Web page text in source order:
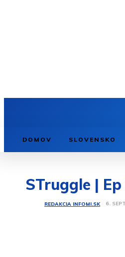
DOMOV SLOVENSKO
STruggle |
REDAKCIA INFOMI.SK 6.